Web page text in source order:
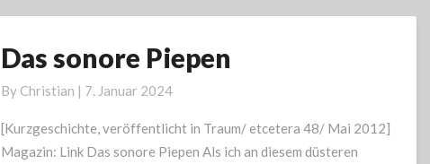
Das
Piepen
Das sonore Piepen
By Christian | 7. Januar 2024
[Kurzgeschichte, veröffentlicht in Traum/ etcetera 48/ Mai 2012]
Magazin: Link Das sonore Piepen Als ich an diesem düsteren